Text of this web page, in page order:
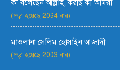
কী বলেছেন আল্লাহ, করছি কী আমরা
(পড়া হয়েছে 2064 বার)
মাওলানা সেলিম হোসাইন আজাদী
(পড়া হয়েছে 2003 বার)